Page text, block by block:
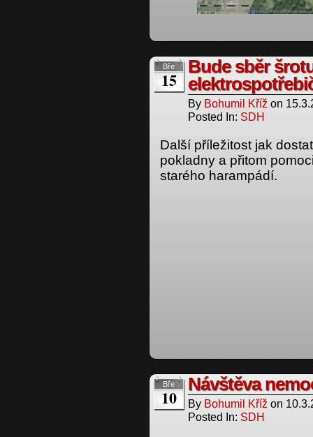
Bře
15
Bude sběr
By Bohumil Kříž on
Posted In: SDH
Další příležitost jak
pokladny a přitom
starého harampádí.
Bře
10
Návštěva
By Bohumil Kříž on
Posted In: SDH